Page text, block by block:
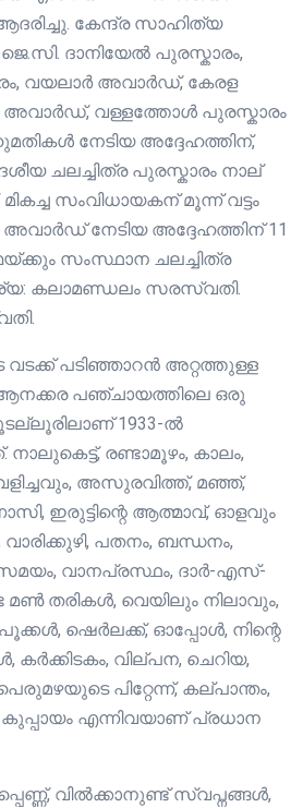
കേന്ദ്ര സാഹിത്യ
ദാനിയേൽ പുരസ്കാരം,
വയലാർ അവാർഡ്, കേരള
അവാർഡ്, വള്ളത്തോൾ പുരസ്കാരം
നേടിയ അദ്ദേഹത്തിന്,
ചലച്ചിത്ര പുരസ്കാരം നാല്
സംവിധായകന് മൂന്ന് വട്ടം
നേടിയ അദ്ദേഹത്തിന് 11
സംസ്ഥാന ചലച്ചിത്ര
കലാമണ്ഡലം സരസ്വതി.
വടക്ക് പടിഞ്ഞാറൻ അറ്റത്തുള്ള
ആനക്കര പഞ്ചായത്തിലെ ഒരു
1933-ൽ
രണ്ടാമൂഴം, കാലം,
അസുരവിത്ത്, മഞ്ഞ്,
ഇരുട്ടിന്റെ ആത്മാവ്‌, ഓളവും
വാരിക്കുഴി, പതനം, ബന്ധനം,
വാനപ്രസ്ഥം, ദാർ-എസ്‌-
തരികൾ, വെയിലും നിലാവും,
ഷെർലക്ക്‌, ഓപ്പോൾ, നിന്റെ
വില്പന, ചെറിയ,
പിറ്റേന്ന്, കല്പാന്തം,
കുപ്പായം എന്നിവയാണ് പ്രധാന
വിൽക്കാനുണ്ട് സ്വപ്നങ്ങൾ,